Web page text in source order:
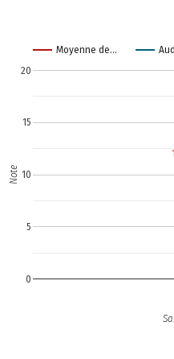
Moyenne de…
0
5
10
15
20
Note